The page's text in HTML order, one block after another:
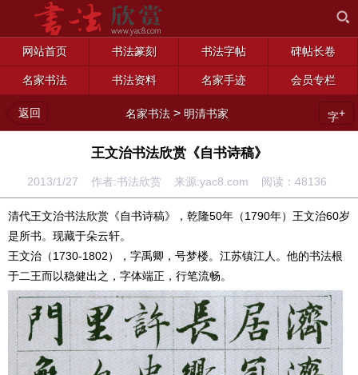
网站首页 书法篆刻 书法字帖 碑帖长卷
名家书法 书法资料 名家手迹 会员专栏
返回 名家书法 > 明清书家 字+
王文治书法欣赏《自书诗稿》
2013/1/27 作者:书法欣赏 来源:yac8.com 阅读： 48136
清代王文治书法欣赏《自书诗稿》，乾隆50年（1790年）王文治60岁
是所书。现藏于朵云轩。
王文治（1730-1802），字禹卿，号梦楼。江苏镇江人。他的书法根
于二王而以稳健出之，字体端正，行笔流畅。